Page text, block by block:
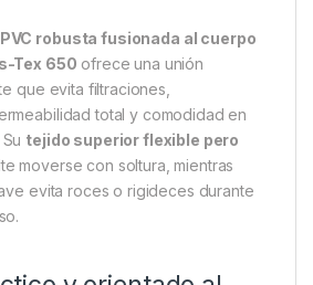
robusta fusionada al cuerpo
Tex 650 ofrece una unión
que evita filtraciones,
total y comodidad en
tejido superior flexible pero
moverse con soltura, mientras
evita roces o rigideces durante